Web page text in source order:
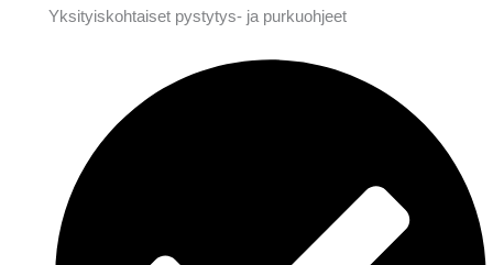
Yksityiskohtaiset pystytys- ja purkuohjeet